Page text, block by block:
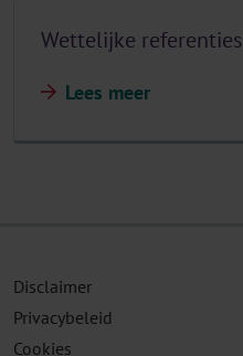
Wettelijke referenties
Lees meer
Disclaimer
Privacybeleid
Cookies